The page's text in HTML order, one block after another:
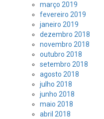
março 2019
fevereiro 2019
janeiro 2019
dezembro 2018
novembro 2018
outubro 2018
setembro 2018
agosto 2018
julho 2018
junho 2018
maio 2018
abril 2018